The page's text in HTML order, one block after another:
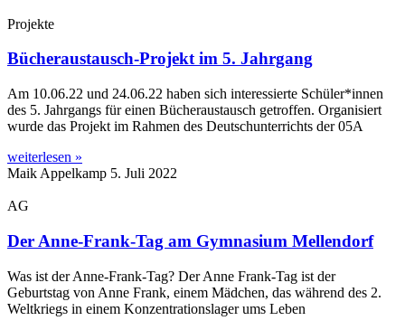
Projekte
Bücheraustausch-Projekt im 5. Jahrgang
Am 10.06.22 und 24.06.22 haben sich interessierte Schüler*innen
des 5. Jahrgangs für einen Bücheraustausch getroffen. Organisiert
wurde das Projekt im Rahmen des Deutschunterrichts der 05A
weiterlesen »
Maik Appelkamp 5. Juli 2022
AG
Der Anne-Frank-Tag am Gymnasium Mellendorf
Was ist der Anne-Frank-Tag? Der Anne Frank-Tag ist der
Geburtstag von Anne Frank, einem Mädchen, das während des 2.
Weltkriegs in einem Konzentrationslager ums Leben